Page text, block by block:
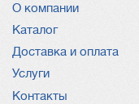
О компании
Каталог
Доставка и оплата
Услуги
Контакты